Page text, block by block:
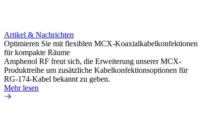
Artikel & Nachrichten
Optimieren Sie mit flexiblen MCX-Koaxialkabelkonfektionen
für kompakte Räume
Amphenol RF freut sich, die Erweiterung unserer MCX-
Produktreihe um zusätzliche Kabelkonfektionsoptionen für
RG-174-Kabel bekannt zu geben.
Mehr lesen